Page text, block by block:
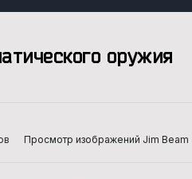
оружия
Просмотр изображений Jim Beam